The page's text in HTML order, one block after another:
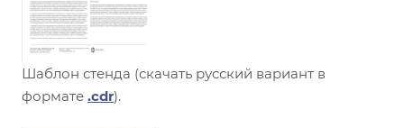
Шаблон стенда (скачать русский вариант в
формате .cdr).